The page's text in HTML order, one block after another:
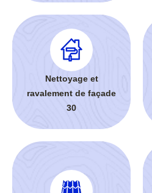
Nettoyage et
ravalement de façade
30